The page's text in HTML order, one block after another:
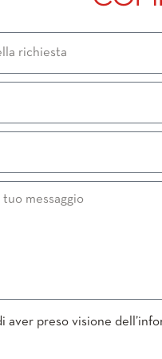
aver preso visione